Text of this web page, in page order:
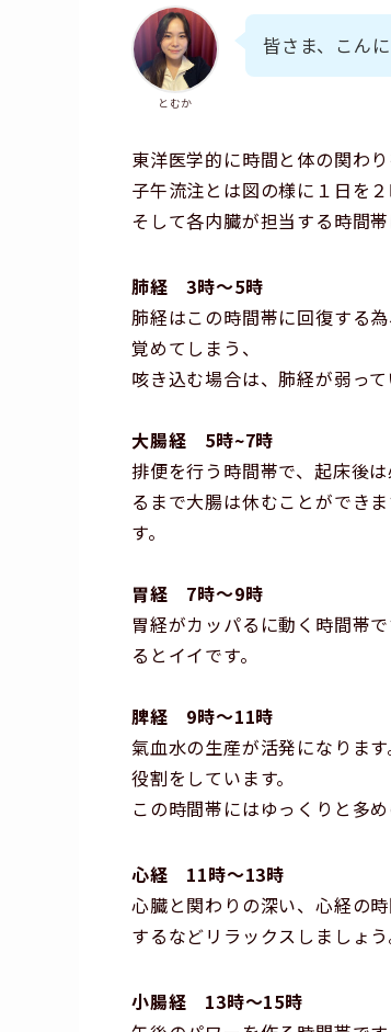
とむか
皆さま、こん
東洋医学的に時間と体の関わ
子午流注とは図の様に１日を
そして各内臓が担当する時間
肺経 3時～5時
肺経はこの時間帯に回復する
覚めてしまう、
咳き込む場合は、肺経が弱って
大腸経 5時~7時
排便を行う時間帯で、起床後
るまで大腸は休むことができ
す。
胃経 7時～9時
胃経がカッパるに動く時間帯
るとイイです。
脾経 9時～11時
氣血水の生産が活発になりま
役割をしています。
この時間帯にはゆっくりと多
心経 11時～13時
心臓と関わりの深い、心経の
するなどリラックスしましょう
小腸経 13時～15時